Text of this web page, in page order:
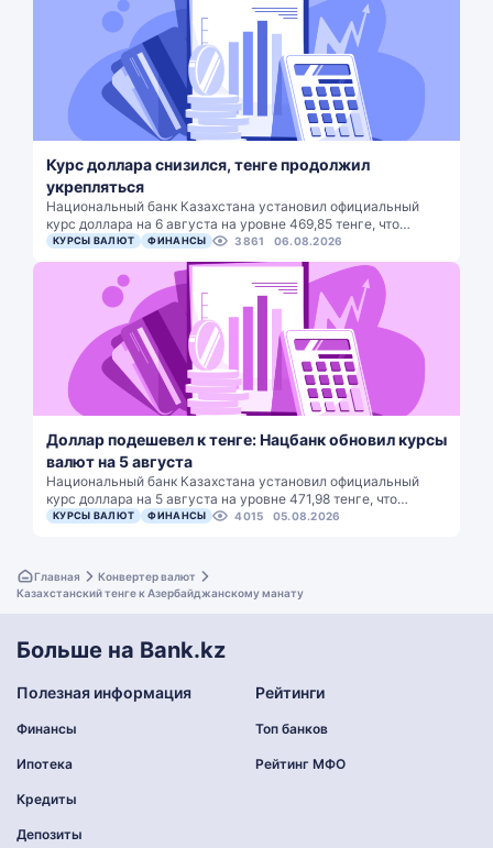
Курс доллара снизился, тенге продолжил
укрепляться
Национальный банк Казахстана установил официальный
курс доллара на 6 августа на уровне 469,85 тенге, что…
КУРСЫ ВАЛЮТ ФИНАНСЫ 3861 06.08.2026
Доллар подешевел к тенге: Нацбанк обновил курсы
валют на 5 августа
Национальный банк Казахстана установил официальный
курс доллара на 5 августа на уровне 471,98 тенге, что…
КУРСЫ ВАЛЮТ ФИНАНСЫ 4015 05.08.2026
Главная
Конвертер валют
Казахстанский тенге к Азербайджанскому манату
Больше на Bank.kz
Полезная информация
Финансы
Ипотека
Кредиты
Депозиты
Рейтинги
Топ банков
Рейтинг МФО